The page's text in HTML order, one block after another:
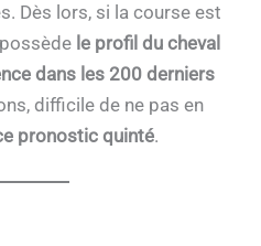
Dès lors, si la course est
le profil du cheval
dans les 200 derniers
difficile de ne pas en
pronostic quinté.